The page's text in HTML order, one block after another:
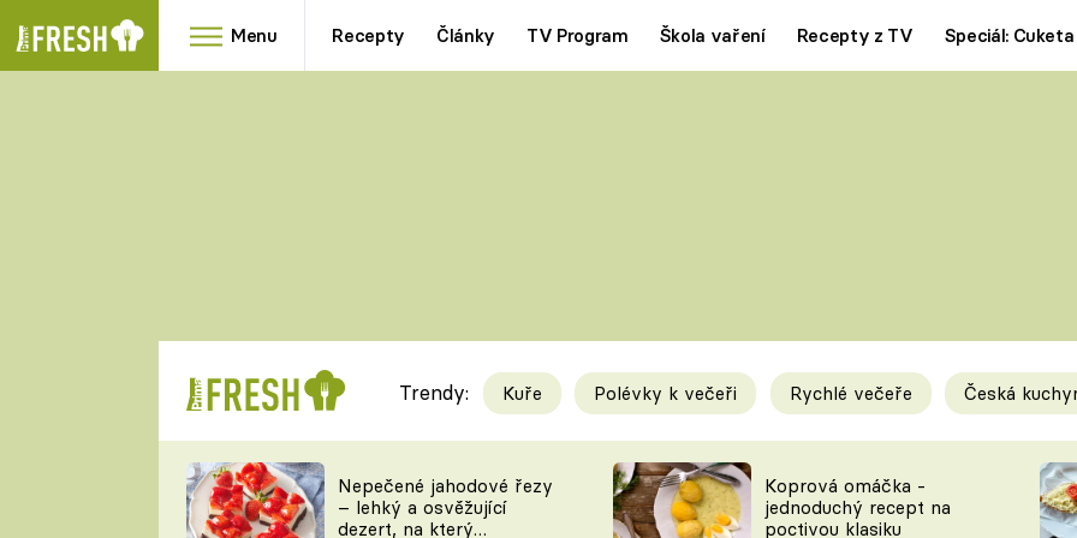
Menu Recepty Články TV Program Škola vaření Recepty z TV Speciál: Cuketa
RYCHLOVKY
Videorecepty
TEĎ VAŘÍ ŠÉF!
Tipy a triky
KAM ZA JÍDLEM
Trendy: Kuře Polévky k večeři Rychlé večeře Česká
Nepečené jahodové řezy
– lehký a osvěžující
dezert, na který
Koprová omáčka -
jednoduchý recept na
poctivou klasiku